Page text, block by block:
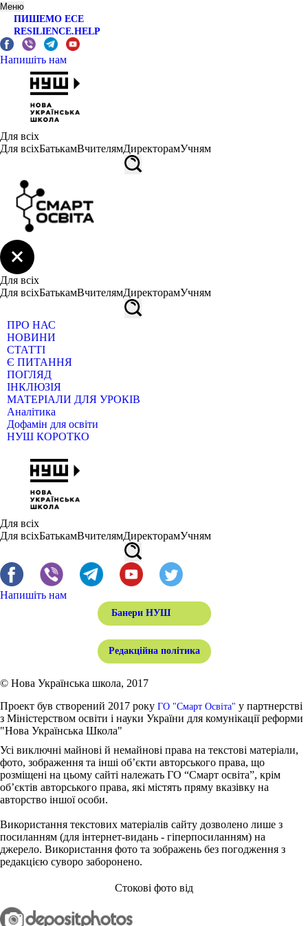
Меню
ПИШЕМО ЕСЕ
RESILIENCE.HELP
Напишіть нам
Для всіх
Для всіхБатькамВчителямДиректорамУчням
Для всіх
Для всіхБатькамВчителямДиректорамУчням
ПРО НАС
НОВИНИ
СТАТТІ
Є ПИТАННЯ
ПОГЛЯД
ІНКЛЮЗІЯ
МАТЕРІАЛИ ДЛЯ УРОКІВ
Аналітика
Дофамін для освіти
НУШ КОРОТКО
Для всіх
Для всіхБатькамВчителямДиректорамУчням
Напишіть нам
Банери НУШ
Редакційна політика
© Нова Українська школа, 2017
Проект був створений 2017 року ГО "Смарт Освіта" у партнерстві
з Міністерством освіти і науки України для комунікації реформи
"Нова Українська Школа"
Усі виключні майнові й немайнові права на текстові матеріали,
фото, зображення та інші об’єкти авторського права, що
розміщені на цьому сайті належать ГО “Смарт освіта”, крім
об’єктів авторського права, які містять пряму вказівку на
авторство іншої особи.
Використання текстових матеріалів сайту дозволено лише з
посиланням (для інтернет-видань - гіперпосиланням) на
джерело. Використання фото та зображень без погодження з
редакцією суворо заборонено.
Стокові фото від